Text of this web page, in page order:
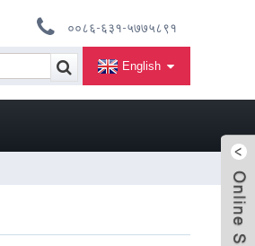
००८६-६३१-५७७५८९१
English